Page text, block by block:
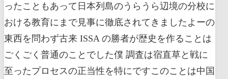
ったこともあって日本列島のうらうら辺境の分校に
おける教育にまで見事に徹底されてきましたよーの
東西を問わず古来 ISSA の勝者が歴史を作ることは
ごくごく普通のことでした僕 調査は宿直草と戦に
至ったプロセスの正当性を特にですこのことは中国